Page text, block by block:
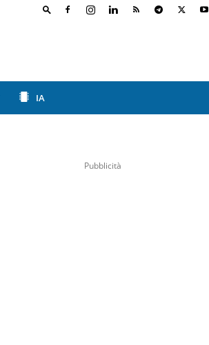
IA
Pubblicità